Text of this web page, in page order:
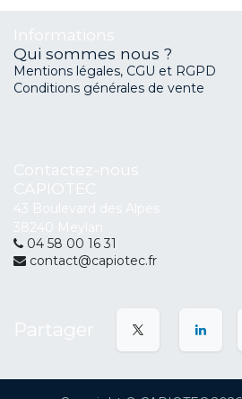
Qui sommes nous ?
Mentions légales, CGU et RGPD
Conditions générales de vente
04 58 00 16 31
contact@capiotec.fr